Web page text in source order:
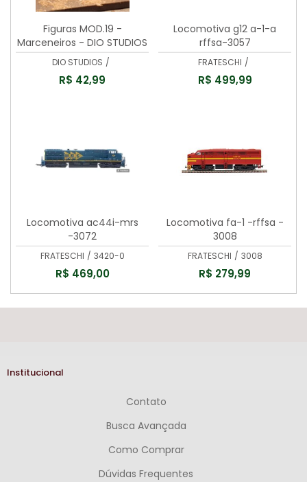
Figuras MOD.19 -
Marceneiros - DIO STUDIOS
- 87219
DIO STUDIOS /
R$ 42,99
Locomotiva g12 a-1-a
rffsa-3057
FRATESCHI /
R$ 499,99
Locomotiva ac44i-mrs
-3072
FRATESCHI / 3420-0
R$ 469,00
Locomotiva fa-1 -rffsa -
3008
FRATESCHI / 3008
R$ 279,99
Institucional
Contato
Busca Avançada
Como Comprar
Dúvidas Frequentes